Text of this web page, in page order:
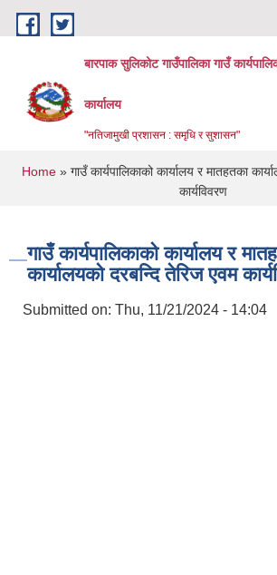
Skip to main content
बारपाक सुलिकोट गाउँपालिका गाउँ
कार्यालय
"नतिजामुखी प्रशासन : समृधि र सुशासन"
You are here
Home» गाउँ कार्यपालिकाको कार्यालय र मातहतका
कार्यविवरण
गाउँ कार्यपालिकाको कार्यालय र
कार्यालयको दरबन्दि तेरिज एवम
Submitted on: Thu, 11/21/2024 - 14:04